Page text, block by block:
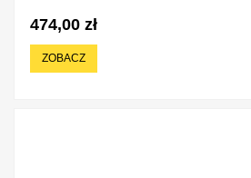
474,00 zł
ZOBACZ